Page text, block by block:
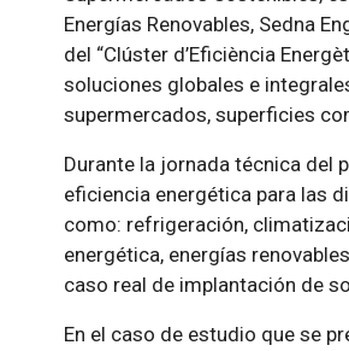
Energías Renovables, Sedna
del “Clúster d’Eficiència
soluciones globales e
supermercados, superficies
Durante la jornada técnica del
eficiencia energética para las
como: refrigeración,
energética, energías
caso real de implantación de
En el caso de estudio que se